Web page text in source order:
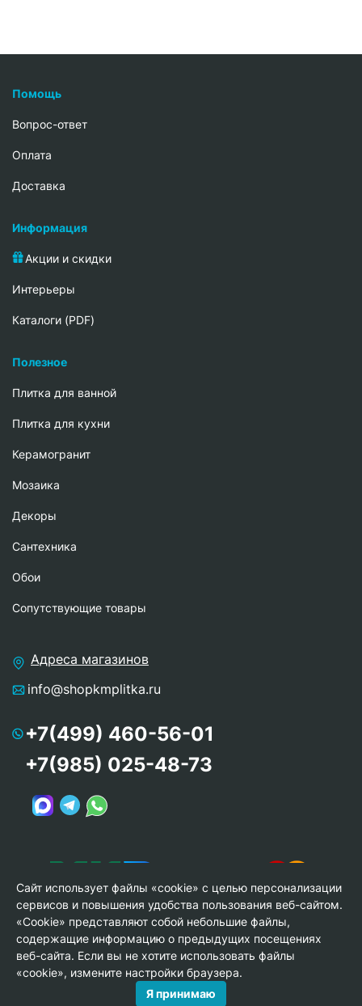
Помощь
Вопрос-ответ
Oплата
Доставка
Информация
Акции и скидки
Интерьеры
Каталоги (PDF)
Полезное
Плитка для ванной
Плитка для кухни
Керамогранит
Мозаика
Декоры
Сантехника
Обои
Сопутствующие товары
Адреса магазинов
info@shopkmplitka.ru
+7(499) 460-56-01
+7(985) 025-48-73
© Copyright 2013-2026 KERAMA MARAZZI, ООО «Гамма
Керамика»
Сайт использует файлы «cookie» с целью персонализации
сервисов и повышения удобства пользования веб-сайтом.
«Cookie» представляют собой небольшие файлы,
содержащие информацию о предыдущих посещениях
веб-сайта. Если вы не хотите использовать файлы
«cookie», измените настройки браузера.
Я принимаю